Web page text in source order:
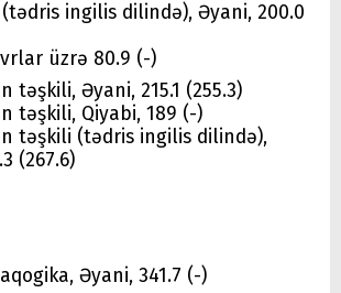
ingilis dilində), Əyani, 200.0
üzrə 80.9 (-)
təşkili, Əyani, 215.1 (255.3)
təşkili, Qiyabi, 189 (-)
təşkili (tədris ingilis dilində),
(267.6)
Əyani, 341.7 (-)